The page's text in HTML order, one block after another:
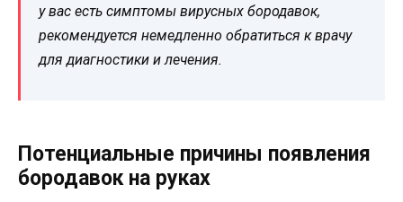
у вас есть симптомы вирусных бородавок,
рекомендуется немедленно обратиться к врачу
для диагностики и лечения.
Потенциальные причины появления
бородавок на руках